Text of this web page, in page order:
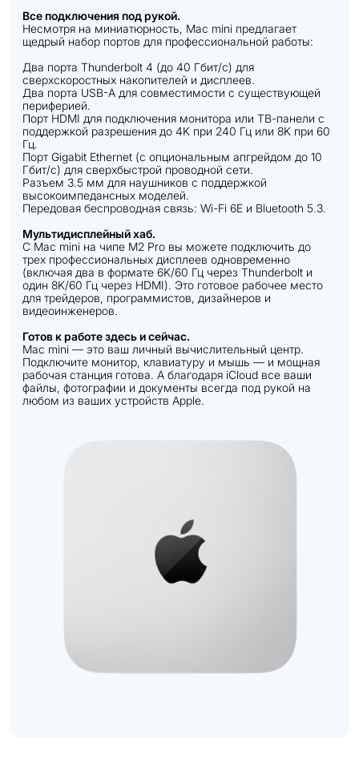
Все подключения под рукой.
Несмотря на миниатюрность, Mac mini предлагает
щедрый набор портов для профессиональной работы:
Два порта Thunderbolt 4 (до 40 Гбит/с) для
сверхскоростных накопителей и дисплеев.
Два порта USB-A для совместимости с существующей
периферией.
Порт HDMI для подключения монитора или ТВ-панели с
поддержкой разрешения до 4K при 240 Гц или 8K при 60
Гц.
Порт Gigabit Ethernet (с опциональным апгрейдом до 10
Гбит/с) для сверхбыстрой проводной сети.
Разъем 3.5 мм для наушников с поддержкой
высокоимпедансных моделей.
Передовая беспроводная связь: Wi-Fi 6E и Bluetooth 5.3.
Мультидисплейный хаб.
С Mac mini на чипе M2 Pro вы можете подключить до
трех профессиональных дисплеев одновременно
(включая два в формате 6K/60 Гц через Thunderbolt и
один 8K/60 Гц через HDMI). Это готовое рабочее место
для трейдеров, программистов, дизайнеров и
видеоинженеров.
Готов к работе здесь и сейчас.
Mac mini — это ваш личный вычислительный центр.
Подключите монитор, клавиатуру и мышь — и мощная
рабочая станция готова. А благодаря iCloud все ваши
файлы, фотографии и документы всегда под рукой на
любом из ваших устройств Apple.